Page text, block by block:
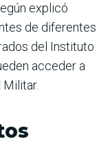
explicó
de diferentes
del Instituto
acceder a